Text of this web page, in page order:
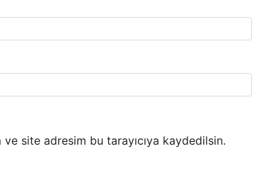
site adresim bu tarayıcıya kaydedilsin.